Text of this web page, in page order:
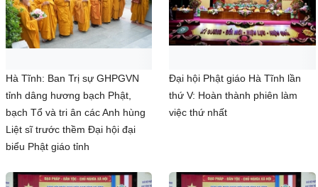
Hà Tĩnh: Ban Trị sự GHPGVN
tỉnh dâng hương bạch Phật,
bạch Tổ và tri ân các Anh hùng
Liệt sĩ trước thềm Đại hội đại
biểu Phật giáo tỉnh
Đại hội Phật giáo Hà Tĩnh lần
thứ V: Hoàn thành phiên làm
việc thứ nhất